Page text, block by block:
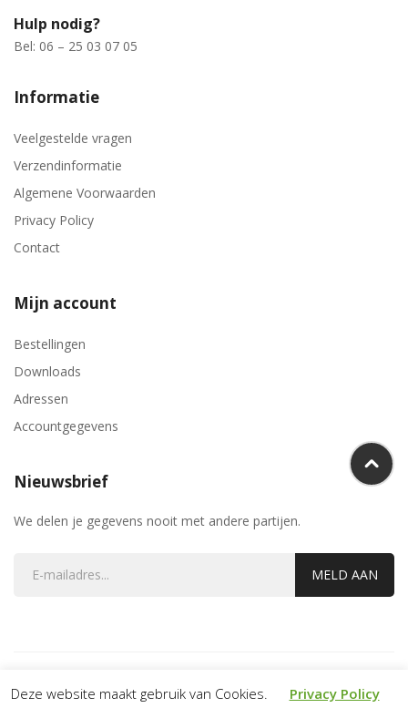
Hulp nodig?
Bel: 06 – 25 03 07 05
Informatie
Veelgestelde vragen
Verzendinformatie
Algemene Voorwaarden
Privacy Policy
Contact
Mijn account
Bestellingen
Downloads
Adressen
Accountgegevens
Nieuwsbrief
We delen je gegevens nooit met andere partijen.
MELD AAN
Deze website maakt gebruik van Cookies. Privacy Policy